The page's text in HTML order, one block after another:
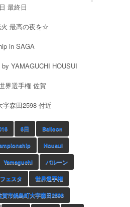
最終日
最高の夜を☆
in SAGA
YAMAGUCHI HOUSUI
界選手権 佐賀
森田2598 付近
6日 Balloon
Housui
Yamaguchi バルーン
フェスタ 世界選手権
賀市鍋島町大字森田2598